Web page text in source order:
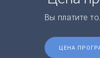
Вы платите
ЦЕНА